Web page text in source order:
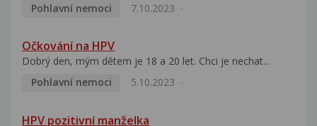
Pohlavní nemoci
7.10.2023
Očkování na HPV
Dobrý den, mým dětem je 18 a 20 let. Chci je nechat...
Pohlavní nemoci
5.10.2023
HPV pozitivní manželka